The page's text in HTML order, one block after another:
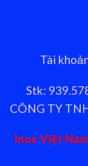
Tài
Stk:
CÔNG TY
Inox Việt